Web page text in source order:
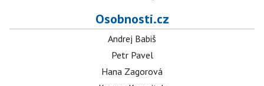
Osobnosti.cz
Andrej Babiš
Petr Pavel
Hana Zagorová